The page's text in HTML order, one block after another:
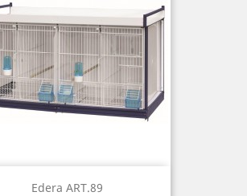
Edera ART.89